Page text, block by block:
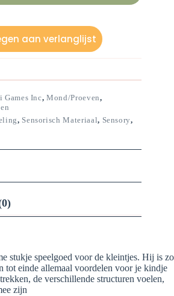
aan verlanglijst
Games Inc,Mond/Proeven,
, Sensorisch Materiaal, Sensory,
stukje speelgoed voor de kleintjes. Hij is zo
tot einde allemaal voordelen voor je kindje
de verschillende structuren voelen,
zijn